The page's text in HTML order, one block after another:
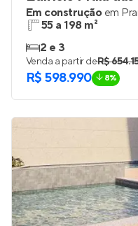
Em construção em
55 a 198 m²
2 e 3
Venda a partir deR$
R$ 598.990 8%